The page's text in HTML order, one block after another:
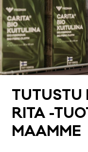
RI­TA -
MAAM­ME